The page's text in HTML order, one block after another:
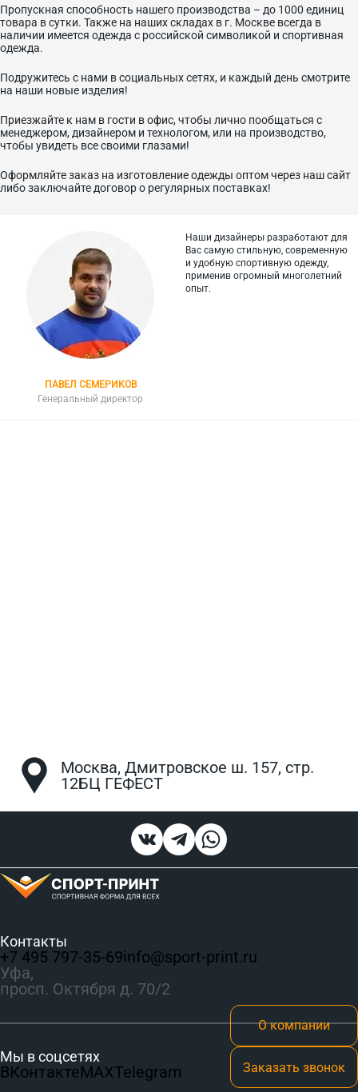
Пропускная способность нашего производства – до 1000 единиц
товара в сутки. Также на наших складах в г. Москве всегда в
наличии имеется одежда с российской символикой и спортивная
одежда.
Подружитесь с нами в социальных сетях, и каждый день смотрите
на наши новые изделия!
Приезжайте к нам в гости в офис, чтобы лично пообщаться с
менеджером, дизайнером и технологом, или на производство,
чтобы увидеть все своими глазами!
Оформляйте заказ на изготовление одежды оптом через наш сайт
либо заключайте договор о регулярных поставках!
ПАВЕЛ СЕМЕРИКОВ
Генеральный директор
Наши дизайнеры разработают для
Вас самую стильную, современную
и удобную спортивную одежду,
применив огромный многолетний
опыт.
Москва, Дмитровское ш. 157, стр.
12БЦ ГЕФЕСТ
Контакты
+7 495 797‑35-69info@sport-print.ru
Уфа,
просп. Октября д. 70/2
Мы в соцсетях
ВКонтактеMAXTelegram
О компании
Заказать звонок